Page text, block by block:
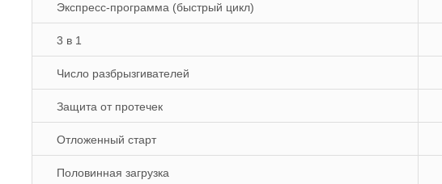
Экспресс-программа (быстрый цикл)
3 в 1
Число разбрызгивателей
Защита от протечек
Отложенный старт
Половинная загрузка